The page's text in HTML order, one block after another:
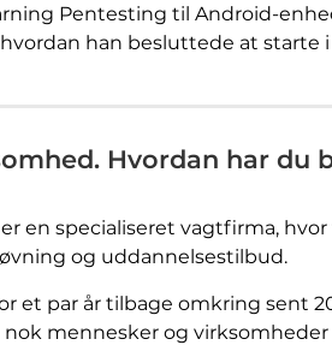
Pentesting til Android-
han besluttede at starte
Hvordan har du
en specialiseret vagtfirma,
og uddannelsestilbud.
par år tilbage omkring sent
mennesker og